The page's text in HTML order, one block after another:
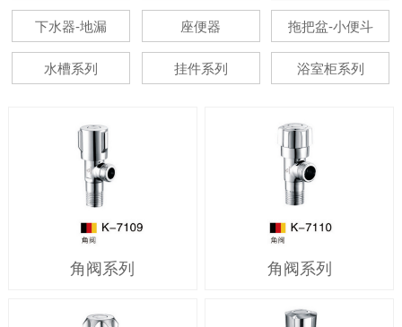
下水器-地漏 座便器 拖把盆-小便斗
水槽系列 挂件系列 浴室柜系列
角阀系列 角阀系列